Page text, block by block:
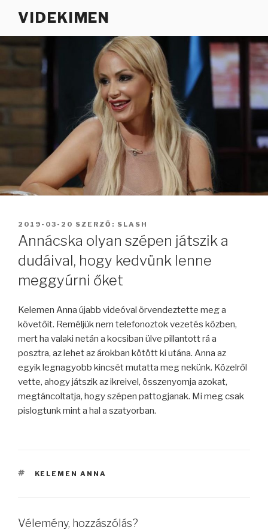
VIDEKIMEN
BEKÜLDVE:
2019-03-20 SZERZŐ: SLASH
Annácska olyan szépen játszik a
dudáival, hogy kedvünk lenne
meggyúrni őket
Kelemen Anna újabb videóval örvendeztette meg a
követőit. Reméljük nem telefonoztok vezetés közben,
mert ha valaki netán a kocsiban ülve pillantott rá a
posztra, az lehet az árokban kötött ki utána. Anna az
egyik legnagyobb kincsét mutatta meg nekünk. Közelről
vette, ahogy játszik az ikreivel, összenyomja azokat,
megtáncoltatja, hogy szépen pattogjanak. Mi meg csak
pislogtunk mint a hal a szatyorban.
CÍMKÉK
KELEMEN ANNA
Vélemény, hozzászólás?